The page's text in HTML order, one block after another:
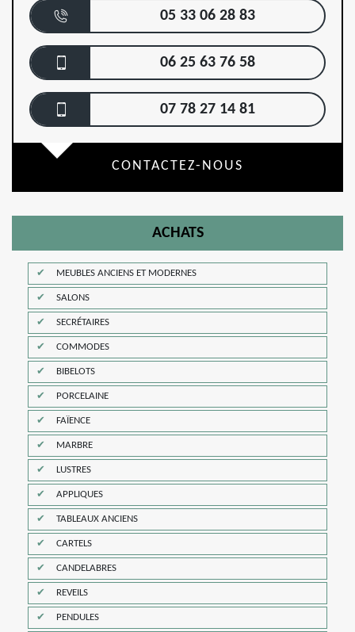
05 33 06 28 83
06 25 63 76 58
07 78 27 14 81
CONTACTEZ-NOUS
ACHATS
MEUBLES ANCIENS ET MODERNES
SALONS
SECRÉTAIRES
COMMODES
BIBELOTS
PORCELAINE
FAÏENCE
MARBRE
LUSTRES
APPLIQUES
TABLEAUX ANCIENS
CARTELS
CANDELABRES
REVEILS
PENDULES